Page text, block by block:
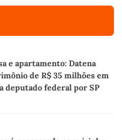
e apartamento: Datena
de R$ 35 milhões em
deputado federal por SP